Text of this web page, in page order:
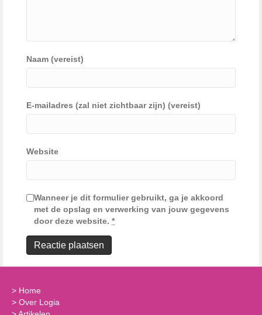
Naam (vereist)
E-mailadres (zal niet zichtbaar zijn) (vereist)
Website
Wanneer je dit formulier gebruikt, ga je akkoord
met de opslag en verwerking van jouw gegevens
door deze website. *
> Home
> Over Logia